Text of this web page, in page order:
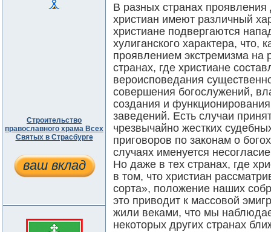
Строительство
православного храма Всех
Святых в Страсбурге
ваш вклад
В разных странах
христиан имеют различный
христиане подвергаются
хулиганского характера, что,
проявлением экстремизма на
странах, где христиане
вероисповедания
совершения богослужений,
создания и
заведений. Есть случаи
чрезвычайно жестких
приговоров по законам о
случаях именуется
Но даже в тех странах, где
в том, что христиан
сорта», положение наших
это приводит к массовой
жили веками, что мы
некоторых других странах